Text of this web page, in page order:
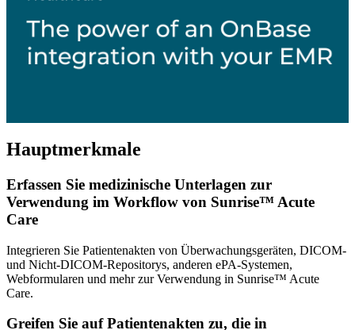
Hauptmerkmale
Erfassen Sie medizinische Unterlagen zur
Verwendung im Workflow von Sunrise™ Acute
Care
Integrieren Sie Patientenakten von Überwachungsgeräten, DICOM-
und Nicht-DICOM-Repositorys, anderen ePA-Systemen,
Webformularen und mehr zur Verwendung in Sunrise™ Acute
Care.
Greifen Sie auf Patientenakten zu, die in